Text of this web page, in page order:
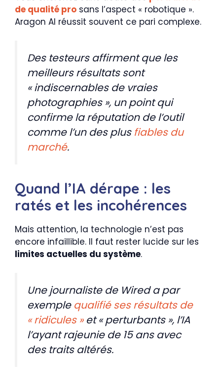
de qualité pro sans l’aspect « robotique ».
Aragon AI réussit souvent ce pari complexe.
Des testeurs affirment que les
meilleurs résultats sont
« indiscernables de vraies
photographies », un point qui
confirme la réputation de l’outil
comme l’un des plus fiables du
marché.
Quand l’IA dérape : les
ratés et les incohérences
Mais attention, la technologie n’est pas
encore infaillible. Il faut rester lucide sur les
limites actuelles du système.
Une journaliste de Wired a par
exemple qualifié ses résultats de
« ridicules »et « perturbants », l’IA
l’ayant rajeunie de 15 ans avec
des traits altérés.